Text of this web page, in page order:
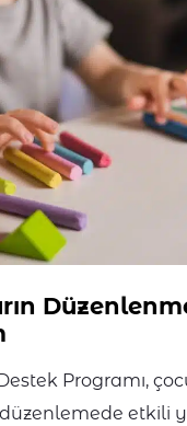
Programı,
düzenlemede etkili